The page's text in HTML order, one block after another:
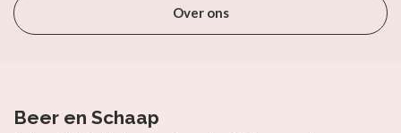
Over ons
Beer en Schaap